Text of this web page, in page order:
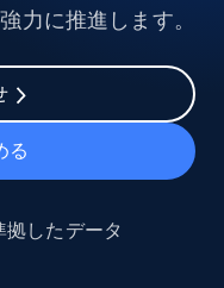
力に推進します。
る
したデータ